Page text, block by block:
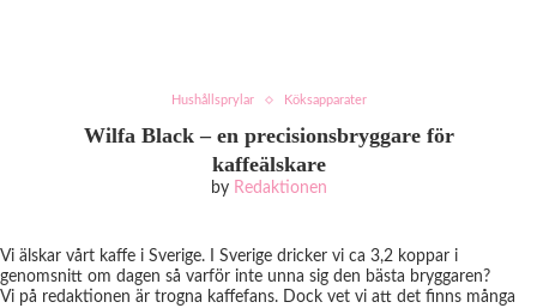
Hushållsprylar Köksapparater
Wilfa Black – en precisionsbryggare för
kaffeälskare
by Redaktionen
Vi älskar vårt kaffe i Sverige. I Sverige dricker vi ca 3,2 koppar i
genomsnitt om dagen så varför inte unna sig den bästa bryggaren?
Vi på redaktionen är trogna kaffefans. Dock vet vi att det finns många